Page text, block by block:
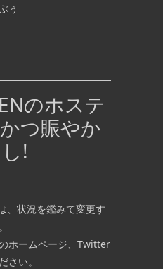
ぅ
のホステ
つ賑やか
!
、状況を鑑みて変更す
ホームページ、Twitter
さい。